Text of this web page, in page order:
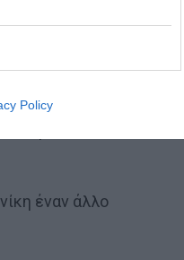
Policy
μπάλα.
σε μία από
έναν άλλο